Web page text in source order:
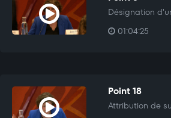
Désignation
01:04:25
Point 18
Attribution de